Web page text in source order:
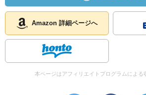
Amazon 詳細ページへ
本ページはアフィリエイトプログラムによる